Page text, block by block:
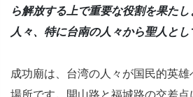
ら解放する上で重要な役割を果た
人々、特に台南の人々から聖人とし
成功廟は、台湾の人々が国民的英